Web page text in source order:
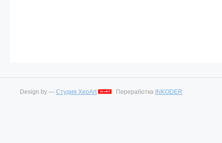
Design by — Студия XeoArt Переработка INKODER